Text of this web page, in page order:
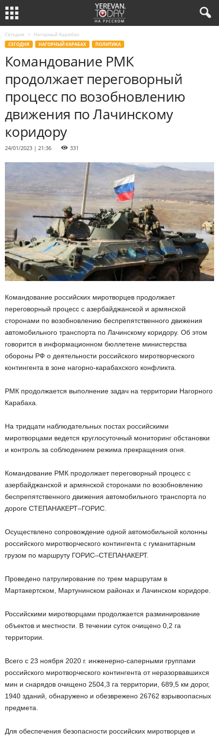
Сегодня Нагорный Карабах
СЕГОДНЯ НАГОРНЫЙ КАРАБАХ ПОЛИТИКА
Командование РМК
продолжает переговорный
процесс по возобновлению
движения по Лачинскому
коридору
24/01/2023 | 21:36 331
Командование российских миротворцев продолжает
переговорный процесс с азербайджанской и армянской
сторонами по возобновлению беспрепятственного движения
автомобильного транспорта по Лачинскому коридору. Oб этом
говорится в информационном бюллетене министерства
обороны РФ о деятельности российского миротворческого
контингента в зоне нагорно-карабахского конфликта.
РМК продолжается выполнение задач на территории Нагорного
Карабаха.
На тридцати наблюдательных постах российскими
миротворцами ведется круглосуточный мониторинг обстановки
и контроль за соблюдением режима прекращения огня.
Командование РМК продолжает переговорный процесс с
азербайджанской и армянской сторонами по возобновлению
беспрепятственного движения автомобильного транспорта по
дороге СТЕПАНАКЕРТ–ГОРИС.
Осуществлено сопровождение одной автомобильной колонны
российского миротворческого контингента с гуманитарным
грузом по маршруту ГОРИС–СТЕПАНАКЕРТ.
Проведено патрулирование по трем маршрутам в
Мартакертском, Мартунинском районах и Лачинском коридоре.
Российскими миротворцами продолжается разминирование
объектов и местности. В течении суток очищено 0,2 га
территории.
Всего с 23 ноября 2020 г. инженерно-саперными группами
российского миротворческого контингента от неразорвавшихся
мин и снарядов очищено 2504,3 га территории, 689,5 км дорог,
1940 зданий, обнаружено и обезврежено 26762 взрывоопасных
предмета.
Для обеспечения безопасности российских миротворцев и